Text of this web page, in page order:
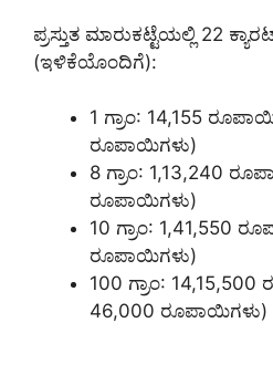
ಪ್ರಸ್ತುತ ಮಾರುಕಟ್ಟೆಯಲ್ಲಿ 22
(ಇಳಿಕೆಯೊಂದಿಗೆ):
1 ಗ್ರಾಂ: 14,155
ರೂಪಾಯಿಗಳು)
8 ಗ್ರಾಂ: 1,13,240
ರೂಪಾಯಿಗಳು)
10 ಗ್ರಾಂ: 1,41,550
ರೂಪಾಯಿಗಳು)
100 ಗ್ರಾಂ:
46,000 ರೂಪಾಯಿಗಳು)